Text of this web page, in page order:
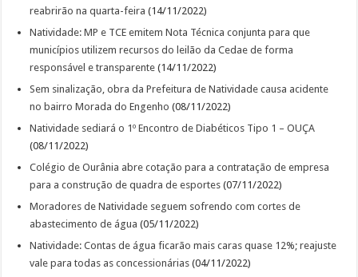
reabrirão na quarta-feira (14/11/2022)
Natividade: MP e TCE emitem Nota Técnica conjunta para que
municípios utilizem recursos do leilão da Cedae de forma
responsável e transparente (14/11/2022)
Sem sinalização, obra da Prefeitura de Natividade causa acidente
no bairro Morada do Engenho (08/11/2022)
Natividade sediará o 1º Encontro de Diabéticos Tipo 1 – OUÇA
(08/11/2022)
Colégio de Ourânia abre cotação para a contratação de empresa
para a construção de quadra de esportes (07/11/2022)
Moradores de Natividade seguem sofrendo com cortes de
abastecimento de água (05/11/2022)
Natividade: Contas de água ficarão mais caras quase 12%; reajuste
vale para todas as concessionárias (04/11/2022)